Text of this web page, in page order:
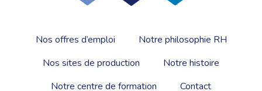
Nos offres d’emploi
Notre philosophie RH
Nos sites de production
Notre histoire
Notre centre de formation
Contact